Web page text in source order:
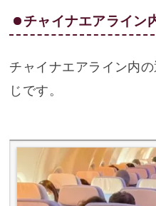
チャイナエアライン
チャイナエアライン内
じです。